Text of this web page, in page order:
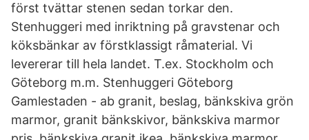
först tvättar stenen sedan torkar den.
Stenhuggeri med inriktning på gravstenar och
köksbänkar av förstklassigt råmaterial. Vi
levererar till hela landet. T.ex. Stockholm och
Göteborg m.m. Stenhuggeri Göteborg
Gamlestaden - ab granit, beslag, bänkskiva grön
marmor, granit bänkskivor, bänkskiva marmor